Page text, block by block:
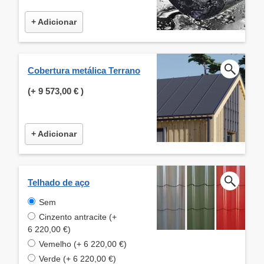
+ Adicionar
Cobertura metálica Terrano
(+ 9 573,00 € )
+ Adicionar
Telhado de aço
Sem
Cinzento antracite (+
6 220,00 €)
Vemelho (+ 6 220,00 €)
Verde (+ 6 220,00 €)